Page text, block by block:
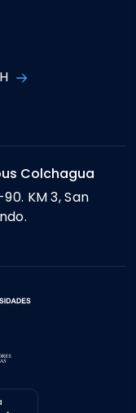
Colchagua
KM 3, San